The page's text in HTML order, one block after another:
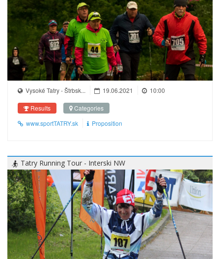
Vysoké Tatry - Štrbsk... 19.06.2021 10:00
Results
Categories
www.sportTATRY.sk
Proposition
Tatry Running Tour - Interski NW